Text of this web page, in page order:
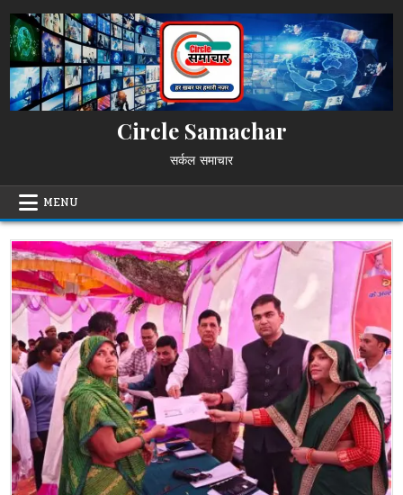
to
content
Circle Samachar
सर्कल समाचार
MENU